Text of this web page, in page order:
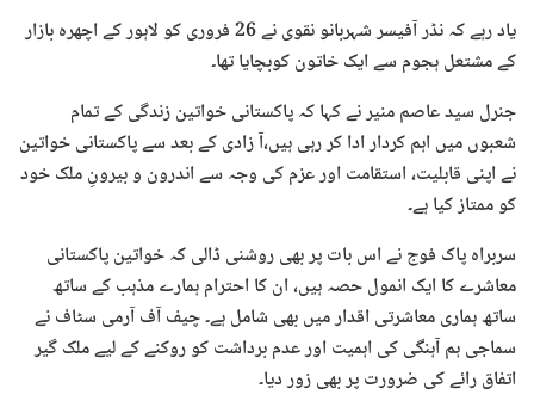
یاد رہے کہ نڈر آفیسر شہربانو نقوی نے 26 فروری کو لاہور کے اچھرہ بازار
کے مشتعل ہجوم سے ایک خاتون کوبچایا تھا۔
جنرل سید عاصم منیر نے کہا کہ پاکستانی خواتین زندگی کے تمام
شعبوں میں اہم کردار ادا کر رہی ہیں،آ زادی کے بعد سے پاکستانی خواتین
نے اپنی قابلیت، استقامت اور عزم کی وجہ سے اندرون و بیرونِ ملک خود
کو ممتاز کیا ہے۔
سربراہ پاک فوج نے اس بات پر بھی روشنی ڈالی کہ خواتین پاکستانی
معاشرے کا ایک انمول حصہ ہیں، ان کا احترام ہمارے مذہب کے ساتھ
ساتھ ہماری معاشرتی اقدار میں بھی شامل ہے۔ چیف آف آرمی سٹاف نے
سماجی ہم آہنگی کی اہمیت اور عدم برداشت کو روکنے کے لیے ملک گیر
اتفاق رائے کی ضرورت پر بھی زور دیا۔